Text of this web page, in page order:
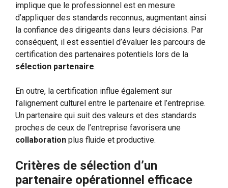
implique que le professionnel est en mesure
d’appliquer des standards reconnus, augmentant ainsi
la confiance des dirigeants dans leurs décisions. Par
conséquent, il est essentiel d’évaluer les parcours de
certification des partenaires potentiels lors de la
sélection partenaire.
En outre, la certification influe également sur
l’alignement culturel entre le partenaire et l’entreprise.
Un partenaire qui suit des valeurs et des standards
proches de ceux de l’entreprise favorisera une
collaboration plus fluide et productive.
Critères de sélection d’un
partenaire opérationnel efficace